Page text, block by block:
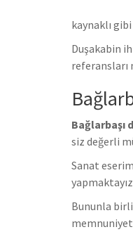
kaynaklı
Duşakabin
referansları
Bağlarbaşı
siz değerli
Sanat
Bununla